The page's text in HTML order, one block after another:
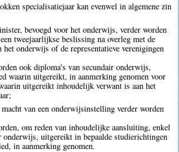
specialisatiejaar kan evenwel in algemene zin
bevoegd voor het onderwijs, verder worden
tweejaarlijkse beslissing na overleg met de
het onderwijs of de representatieve verenigingen
ook diploma's van secundair onderwijs,
waarin uitgereikt, in aanmerking genomen voor
uitgereikt inhoudelijk verwant is aan het
van een onderwijsinstelling verder worden
om reden van inhoudelijke aansluiting, enkel
onderwijs, uitgereikt in bepaalde studierichtingen
in aanmerking genomen.